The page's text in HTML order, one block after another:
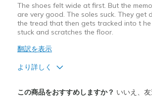
The shoes felt wide at first. But the
are very good. The soles suck. They get
the tread that then gets tracked into t
stuck and scratches the floor.
翻訳を表示
より詳しく
この商品をおすすめしますか？ いいえ、